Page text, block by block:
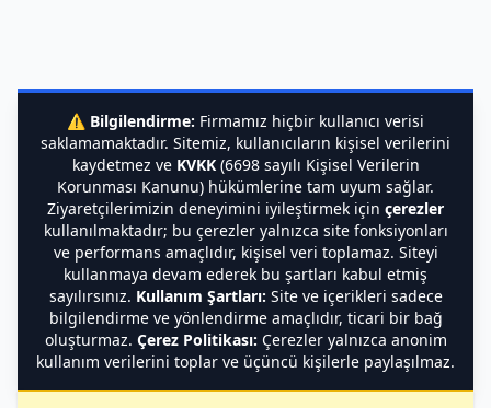
⚠️ Bilgilendirme: Firmamız hiçbir kullanıcı verisi
saklamamaktadır. Sitemiz, kullanıcıların kişisel verilerini
kaydetmez ve KVKK(6698 sayılı Kişisel Verilerin
Korunması Kanunu) hükümlerine tam uyum sağlar.
Ziyaretçilerimizin deneyimini iyileştirmek için çerezler
kullanılmaktadır; bu çerezler yalnızca site fonksiyonları
ve performans amaçlıdır, kişisel veri toplamaz. Siteyi
kullanmaya devam ederek bu şartları kabul etmiş
sayılırsınız. Kullanım Şartları: Site ve içerikleri sadece
bilgilendirme ve yönlendirme amaçlıdır, ticari bir bağ
oluşturmaz. Çerez Politikası: Çerezler yalnızca anonim
kullanım verilerini toplar ve üçüncü kişilerle paylaşılmaz.